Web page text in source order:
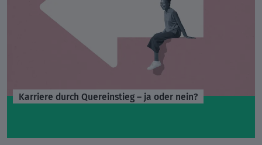
Karriere durch Quereinstieg – ja oder nein?